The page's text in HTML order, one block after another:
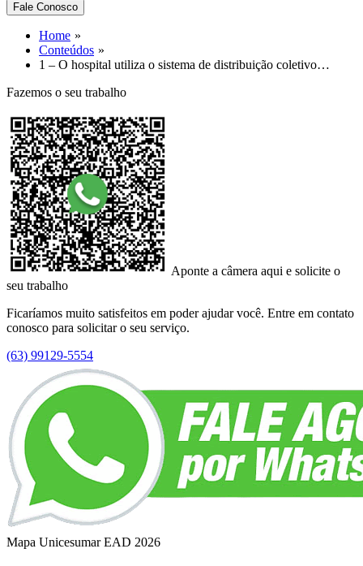
Fale Conosco
Home
Conteúdos
1 – O hospital utiliza o sistema de distribuição coletivo…
Fazemos o seu trabalho
Aponte a câmera aqui e solicite o
seu trabalho
Ficaríamos muito satisfeitos em poder ajudar você. Entre em contato
conosco para solicitar o seu serviço.
(63) 99129-5554
Mapa Unicesumar EAD 2026